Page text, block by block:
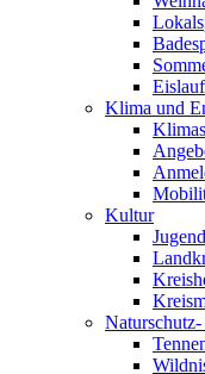
Klima und
Kultur